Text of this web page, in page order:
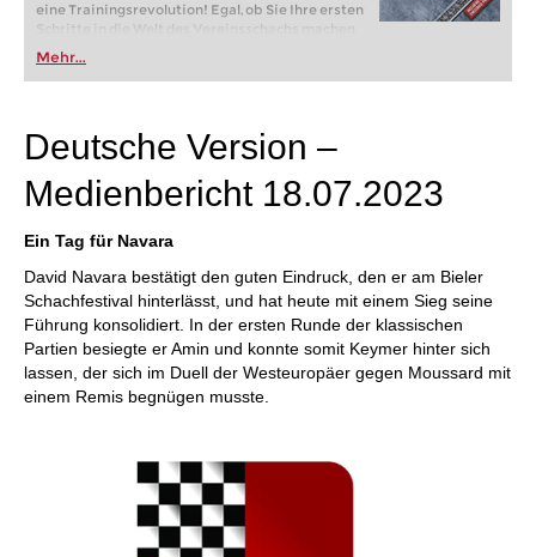
eine Trainingsrevolution! Egal, ob Sie Ihre ersten
Schritte in die Welt des Vereinsschachs machen
oder bereits auf Turnierniveau spielen: Mit
FRITZ trainieren Sie effizienter, intelligenter und
individueller als je zuvor.
Mehr...
Deutsche Version –
Medienbericht 18.07.2023
Ein Tag für Navara
David Navara bestätigt den guten Eindruck, den er am Bieler
Schachfestival hinterlässt, und hat heute mit einem Sieg seine
Führung konsolidiert. In der ersten Runde der klassischen
Partien besiegte er Amin und konnte somit Keymer hinter sich
lassen, der sich im Duell der Westeuropäer gegen Moussard mit
einem Remis begnügen musste.